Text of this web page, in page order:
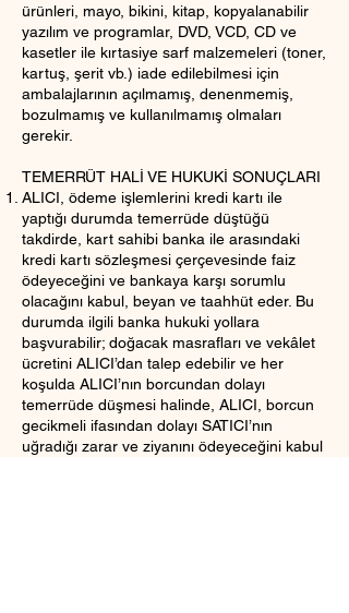
ürünleri, mayo, bikini, kitap, kopyalanabilir
yazılım ve programlar, DVD, VCD, CD ve
kasetler ile kırtasiye sarf malzemeleri (toner,
kartuş, şerit vb.) iade edilebilmesi için
ambalajlarının açılmamış, denenmemiş,
bozulmamış ve kullanılmamış olmaları
gerekir.
TEMERRÜT HALİ VE HUKUKİ SONUÇLARI
ALICI, ödeme işlemlerini kredi kartı ile
yaptığı durumda temerrüde düştüğü
takdirde, kart sahibi banka ile arasındaki
kredi kartı sözleşmesi çerçevesinde faiz
ödeyeceğini ve bankaya karşı sorumlu
olacağını kabul, beyan ve taahhüt eder. Bu
durumda ilgili banka hukuki yollara
başvurabilir; doğacak masrafları ve vekâlet
ücretini ALICI’dan talep edebilir ve her
koşulda ALICI’nın borcundan dolayı
temerrüde düşmesi halinde, ALICI, borcun
gecikmeli ifasından dolayı SATICI’nın
uğradığı zarar ve ziyanını ödeyeceğini kabul